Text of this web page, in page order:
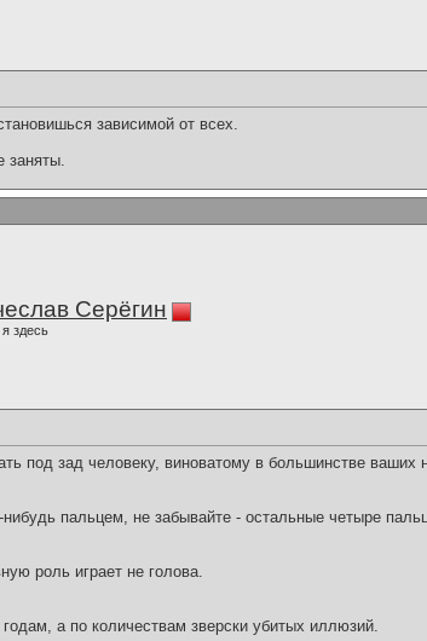
зависимой от всех.
заняты.
Серёгин
здесь
под зад человеку, виноватому в большинстве
нибудь пальцем, не забывайте - остальные четыре
роль играет не голова.
а по количествам зверски убитых иллюзий.